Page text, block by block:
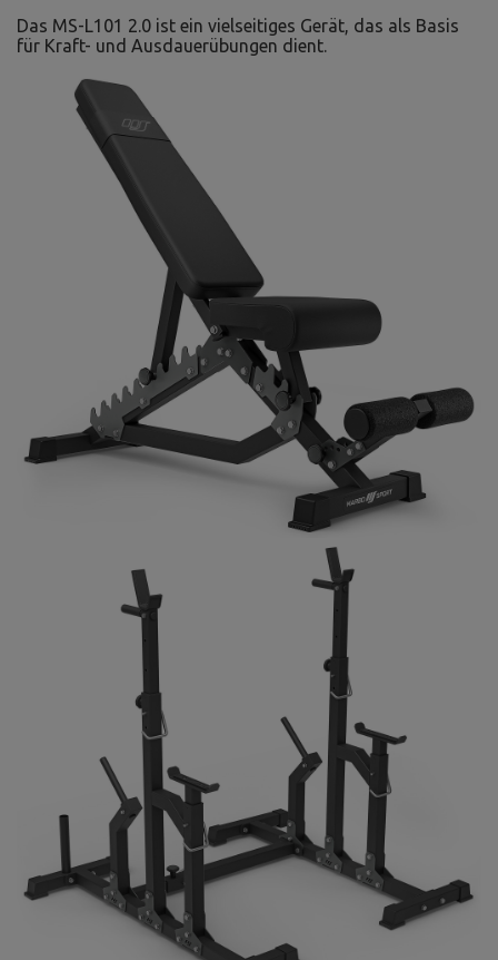
Das MS-L101 2.0 ist ein vielseitiges Gerät, das als Basis
für Kraft- und Ausdauerübungen dient.